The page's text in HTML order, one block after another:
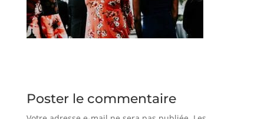
Poster le commentaire